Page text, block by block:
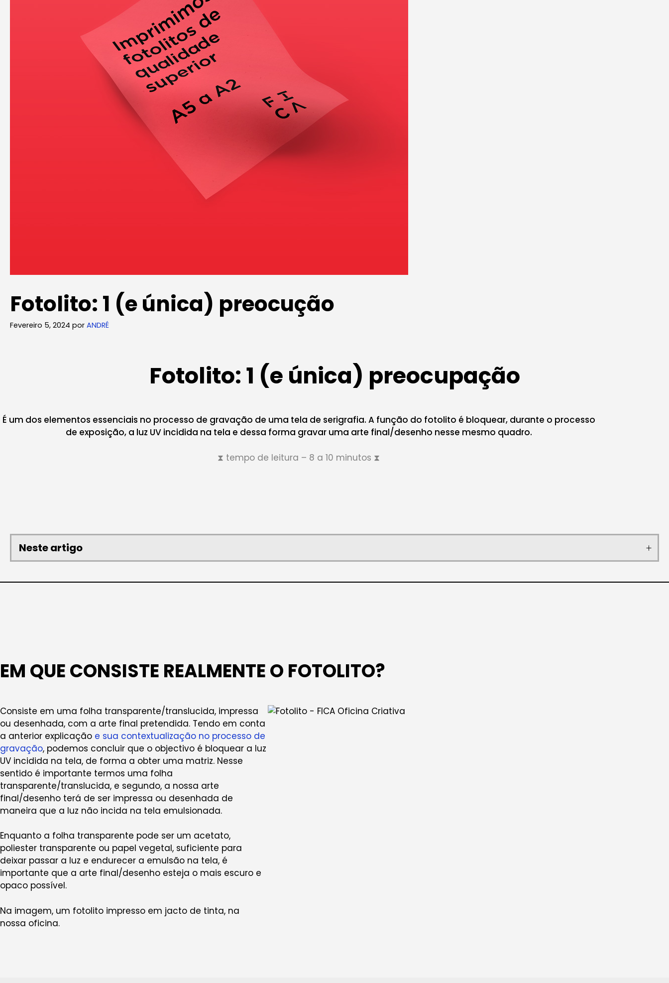
Fotolito: 1 (e única) preocução
Fevereiro 5, 2024 por ANDRÉ
Fotolito: 1 (e única) preocupação
É um dos elementos essenciais no processo de gravação de uma tela de serigrafia. A função do fotolito é bloquear, durante o processo
de exposição, a luz UV incidida na tela e dessa forma gravar uma arte final/desenho nesse mesmo quadro.
⧗ tempo de leitura – 8 a 10 minutos ⧗
Neste artigo
EM QUE CONSISTE REALMENTE O FOTOLITO?
Consiste em uma folha transparente/translucida, impressa
ou desenhada, com a arte final pretendida. Tendo em conta
a anterior explicação e sua contextualização no processo de
gravação, podemos concluir que o objectivo é bloquear a luz
UV incidida na tela, de forma a obter uma matriz. Nesse
sentido é importante termos uma folha
transparente/translucida, e segundo, a nossa arte
final/desenho terá de ser impressa ou desenhada de
maneira que a luz não incida na tela emulsionada.
Enquanto a folha transparente pode ser um acetato,
poliester transparente ou papel vegetal, suficiente para
deixar passar a luz e endurecer a emulsão na tela, é
importante que a arte final/desenho esteja o mais escuro e
opaco possível.
Na imagem, um fotolito impresso em jacto de tinta, na
nossa oficina.